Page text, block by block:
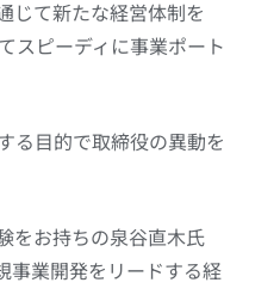
じて新たな経営体制を
スピーディに事業ポート
る目的で取締役の異動を
をお持ちの泉谷直木氏
事業開発をリードする経